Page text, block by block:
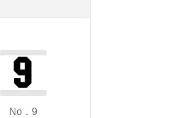
No．9